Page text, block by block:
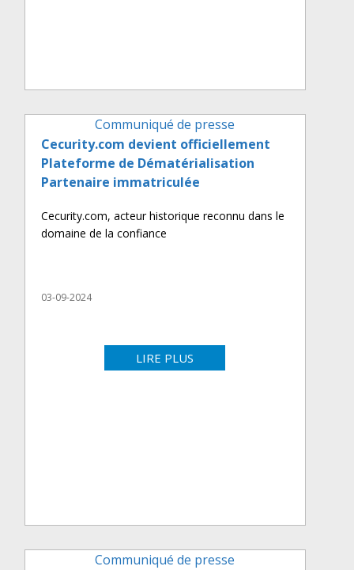
Communiqué de presse
Cecurity.com devient officiellement
Plateforme de Dématérialisation
Partenaire immatriculée
Cecurity.com, acteur historique reconnu dans le
domaine de la confiance
03-09-2024
LIRE PLUS
Communiqué de presse